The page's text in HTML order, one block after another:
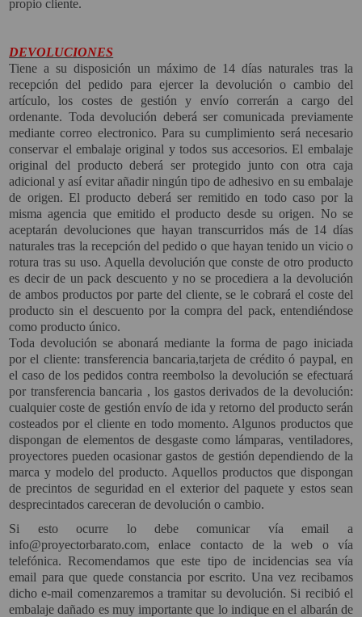
propio cliente.
DEVOLUCIONES
Tiene a su disposición un máximo de 14 días naturales tras la
recepción del pedido para ejercer la devolución o cambio del
artículo, los costes de gestión y envío correrán a cargo del
ordenante. Toda devolución deberá ser comunicada previamente
mediante correo electronico. Para su cumplimiento será necesario
conservar el embalaje original y todos sus accesorios. El embalaje
original del producto deberá ser protegido junto con otra caja
adicional y así evitar añadir ningún tipo de adhesivo en su embalaje
de origen. El producto deberá ser remitido en todo caso por la
misma agencia que emitido el producto desde su origen. No se
aceptarán devoluciones que hayan transcurridos más de 14 días
naturales tras la recepción del pedido o que hayan tenido un vicio o
rotura tras su uso. Aquella devolución que conste de otro producto
es decir de un pack descuento y no se procediera a la devolución
de ambos productos por parte del cliente, se le cobrará el coste del
producto sin el descuento por la compra del pack, entendiéndose
como producto único.
Toda devolución se abonará mediante la forma de pago iniciada
por el cliente: transferencia bancaria,tarjeta de crédito ó paypal, en
el caso de los pedidos contra reembolso la devolución se efectuará
por transferencia bancaria , los gastos derivados de la devolución:
cualquier coste de gestión envío de ida y retorno del producto serán
costeados por el cliente en todo momento. Algunos productos que
dispongan de elementos de desgaste como lámparas, ventiladores,
proyectores pueden ocasionar gastos de gestión dependiendo de la
marca y modelo del producto. Aquellos productos que dispongan
de precintos de seguridad en el exterior del paquete y estos sean
desprecintados careceran de devolución o cambio.
Si esto ocurre lo debe comunicar vía email a
info@proyectorbarato.com, enlace contacto de la web o vía
telefónica. Recomendamos que este tipo de incidencias sea vía
email para que quede constancia por escrito. Una vez recibamos
dicho e-mail comenzaremos a tramitar su devolución. Si recibió el
embalaje dañado es muy importante que lo indique en el albarán de